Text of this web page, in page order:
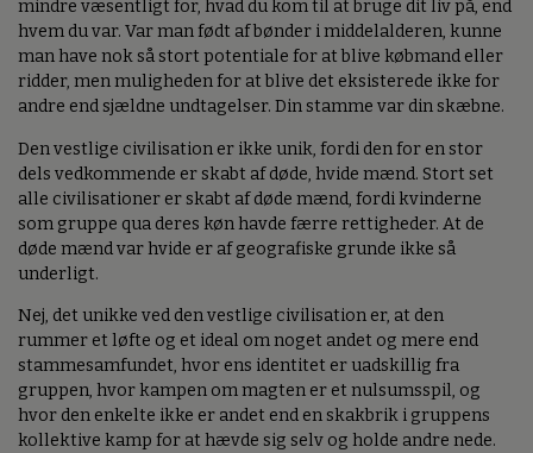
mindre væsentligt for, hvad du kom til at bruge dit liv på, end
hvem du var. Var man født af bønder i middelalderen, kunne
man have nok så stort potentiale for at blive købmand eller
ridder, men muligheden for at blive det eksisterede ikke for
andre end sjældne undtagelser. Din stamme var din skæbne.
Den vestlige civilisation er ikke unik, fordi den for en stor
dels vedkommende er skabt af døde, hvide mænd. Stort set
alle civilisationer er skabt af døde mænd, fordi kvinderne
som gruppe qua deres køn havde færre rettigheder. At de
døde mænd var hvide er af geografiske grunde ikke så
underligt.
Nej, det unikke ved den vestlige civilisation er, at den
rummer et løfte og et ideal om noget andet og mere end
stammesamfundet, hvor ens identitet er uadskillig fra
gruppen, hvor kampen om magten er et nulsumsspil, og
hvor den enkelte ikke er andet end en skakbrik i gruppens
kollektive kamp for at hævde sig selv og holde andre nede.